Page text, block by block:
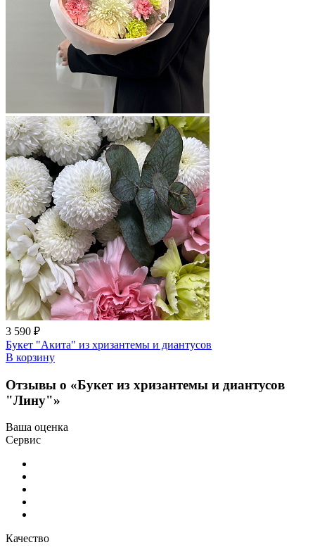
3 590 ₽
Букет "Акита" из хризантемы и диантусов
В корзину
Отзывы о «Букет из хризантемы и диантусов
"Лину"»
Ваша оценка
Сервис
Качество